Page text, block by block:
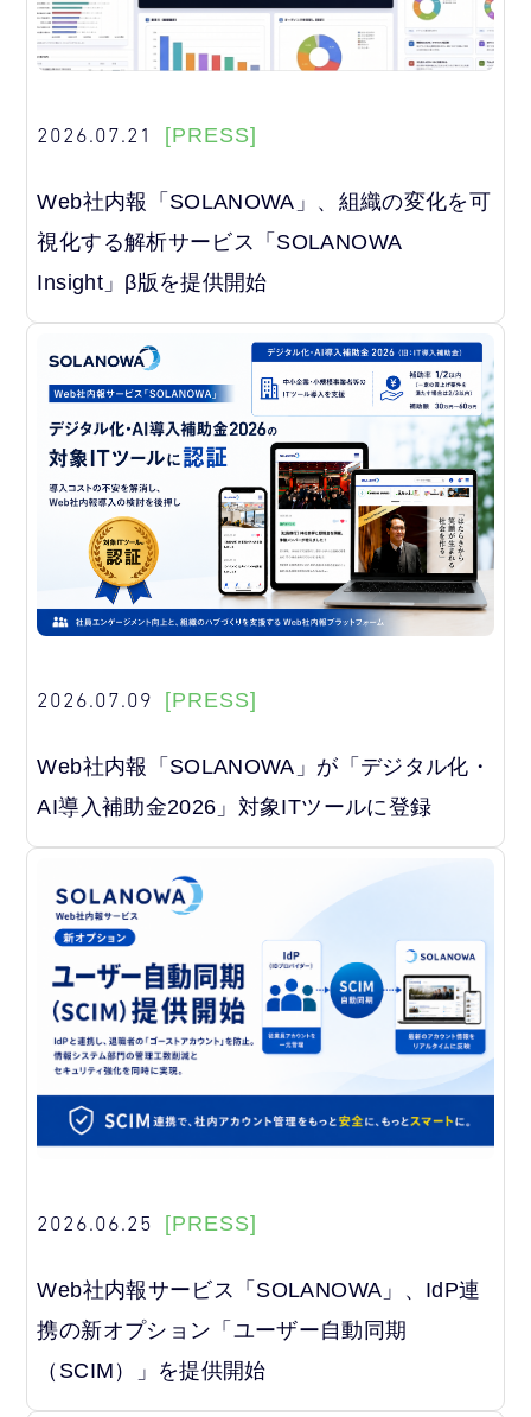
2026.07.21 [PRESS]
Web社内報「SOLANOWA」、組織の変化を可
視化する解析サービス「SOLANOWA
Insight」β版を提供開始
2026.07.09 [PRESS]
Web社内報「SOLANOWA」が「デジタル化・
AI導入補助金2026」対象ITツールに登録
2026.06.25 [PRESS]
Web社内報サービス「SOLANOWA」、IdP連
携の新オプション「ユーザー自動同期
（SCIM）」を提供開始